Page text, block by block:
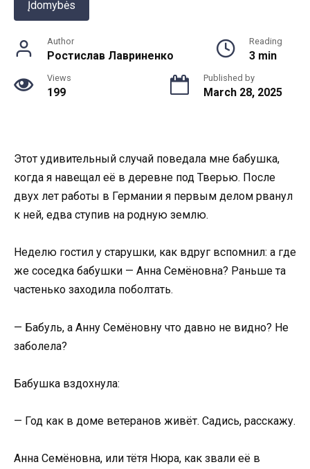
Įdomybės
Author
Ростислав Лавриненко
Reading
3 min
Views
199
Published by
March 28, 2025
Этот удивительный случай поведала мне бабушка,
когда я навещал её в деревне под Тверью. После
двух лет работы в Германии я первым делом рванул
к ней, едва ступив на родную землю.
Неделю гостил у старушки, как вдруг вспомнил: а где
же соседка бабушки — Анна Семёновна? Раньше та
частенько заходила поболтать.
— Бабуль, а Анну Семёновну что давно не видно? Не
заболела?
Бабушка вздохнула:
— Год как в доме ветеранов живёт. Садись, расскажу.
Анна Семёновна, или тётя Нюра, как звали её в